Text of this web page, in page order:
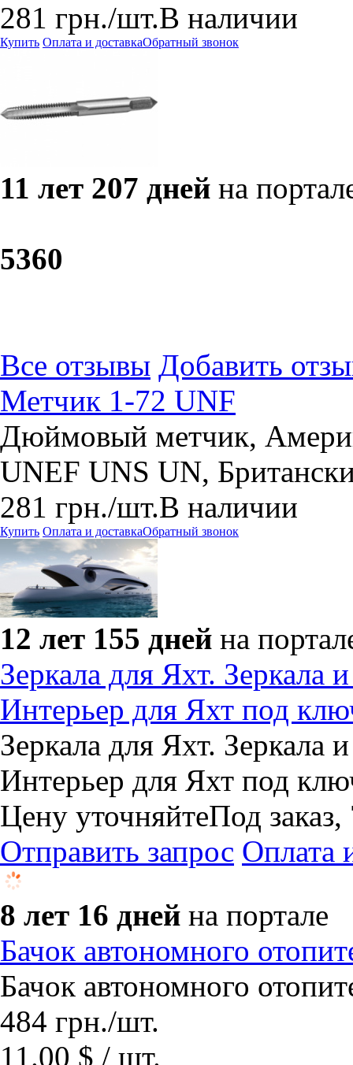
281 грн./шт.В наличии
Купить Оплата и доставкаОбратный звонок
11 лет 207 дней на
5360
Все отзывы Добавить
Метчик 1-72 UNF
Дюймовый метчик,
UNEF UNS UN,
281 грн./шт.В наличии
Купить Оплата и доставкаОбратный звонок
12 лет 155 дней на
Зеркала для Яхт. Зеркала
Интерьер для Яхт под
Зеркала для Яхт. Зеркала
Интерьер для Яхт под
Цену уточняйтеПод
Отправить запрос Оплата
8 лет 16 дней на портале
Бачок автономного
Бачок автономного
484 грн./шт.
11.00 $ / шт.